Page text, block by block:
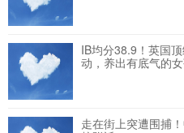
IB均分38.9！英国
动，养出有底气的
走在街上突遭围捕